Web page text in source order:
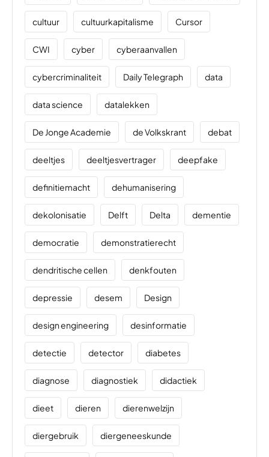
cultuur cultuurkapitalisme Cursor
CWI cyber cyberaanvallen
cybercriminaliteit Daily Telegraph data
data science datalekken
De Jonge Academie de Volkskrant debat
deeltjes deeltjesvertrager deepfake
definitiemacht dehumanisering
dekolonisatie Delft Delta dementie
democratie demonstratierecht
dendritische cellen denkfouten
depressie desem Design
design engineering desinformatie
detectie detector diabetes
diagnose diagnostiek didactiek
dieet dieren dierenwelzijn
diergebruik diergeneeskunde